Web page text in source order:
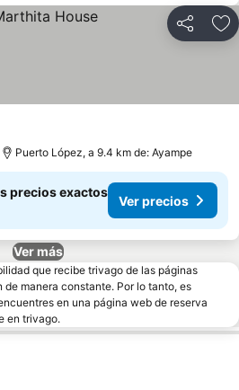
Compartir
Puerto López, a 9.4 km de: Ayampe
precios exactos
Ver precios
Ver más
que recibe trivago de las páginas
manera constante. Por lo tanto, es
en una página web de reserva
en trivago.